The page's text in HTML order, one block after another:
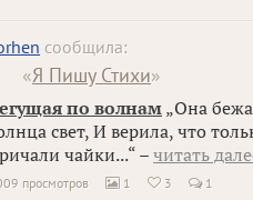
сообщила:
«Я Пишу Стихи»
по волнам „Она
свет, И верила, что
чайки...“ – читать
просмотров  1  3 1